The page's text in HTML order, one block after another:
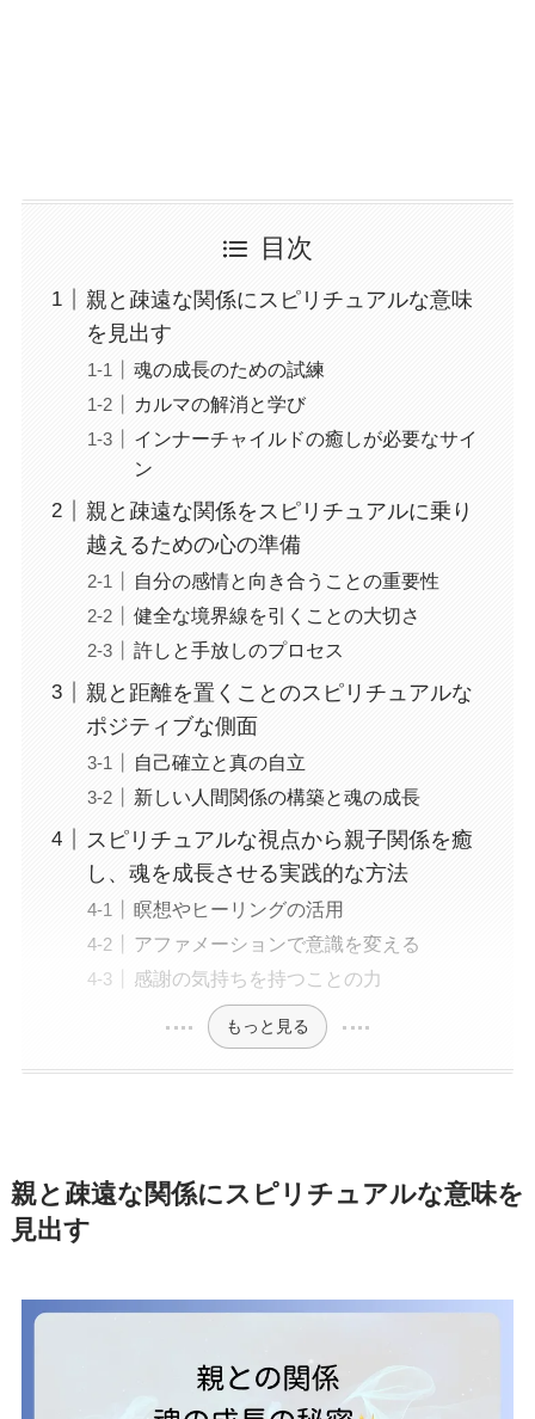
目次
親と疎遠な関係にスピリチュアルな意味
を見出す
魂の成長のための試練
カルマの解消と学び
インナーチャイルドの癒しが必要なサイ
ン
親と疎遠な関係をスピリチュアルに乗り
越えるための心の準備
自分の感情と向き合うことの重要性
健全な境界線を引くことの大切さ
許しと手放しのプロセス
親と距離を置くことのスピリチュアルな
ポジティブな側面
自己確立と真の自立
新しい人間関係の構築と魂の成長
スピリチュアルな視点から親子関係を癒
し、魂を成長させる実践的な方法
瞑想やヒーリングの活用
アファメーションで意識を変える
感謝の気持ちを持つことの力
もっと見る
親と疎遠な関係にスピリチュアルな意味を
見出す